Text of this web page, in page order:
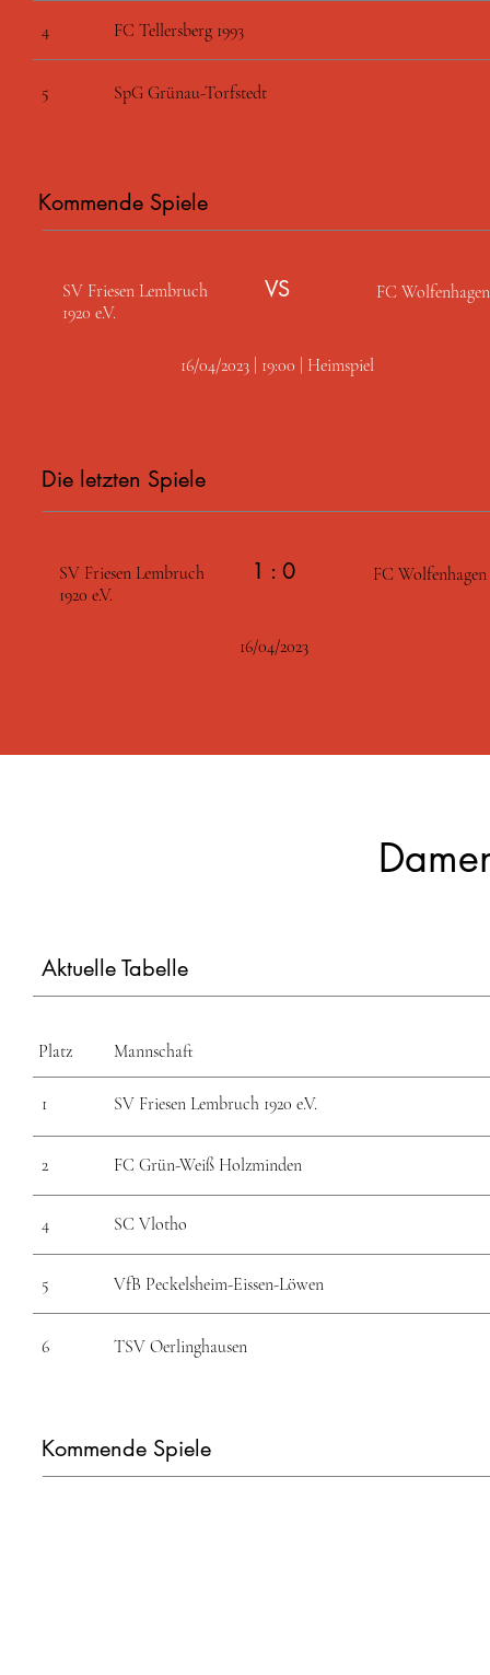
4 FC Tellersberg 1993
5 SpG Grünau-Torfstedt
Kommende Spiele
SV Friesen Lembruch
1920 e.V.
VS FC Wolfenhagen
16/04/2023 | 19:00 | Heimspiel
Die letzten Spiele
SV Friesen Lembruch
1920 e.V.
1 : 0 FC Wolfenhagen
16/04/2023
Aktuelle Tabelle
Platz Mannschaft
1 SV Friesen Lembruch 1920 e.V.
2 FC Grün-Weiß Holzminden
4 SC Vlotho
5 VfB Peckelsheim-Eissen-Löwen
6 TSV Oerlinghausen
Kommende Spiele